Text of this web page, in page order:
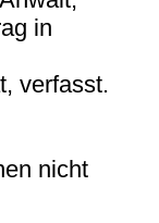
in
verfasst.
nicht